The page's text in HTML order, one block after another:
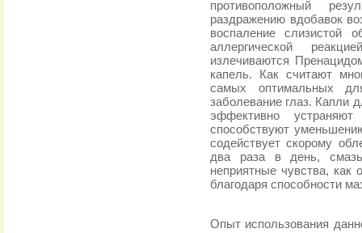
противоположный
раздражению вдобавок
воспаление слизистой
аллергической
излечиваются
капель. Как считают
самых оптимальных
заболевание глаз. Капли
эффективно
способствуют
содействует скорому
два раза в день,
неприятные чувства, как
благодаря способности
Опыт использования